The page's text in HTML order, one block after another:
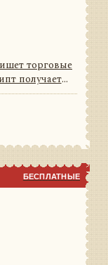
торговые
получает
и
среды.
БЕСПЛАТНЫЕ